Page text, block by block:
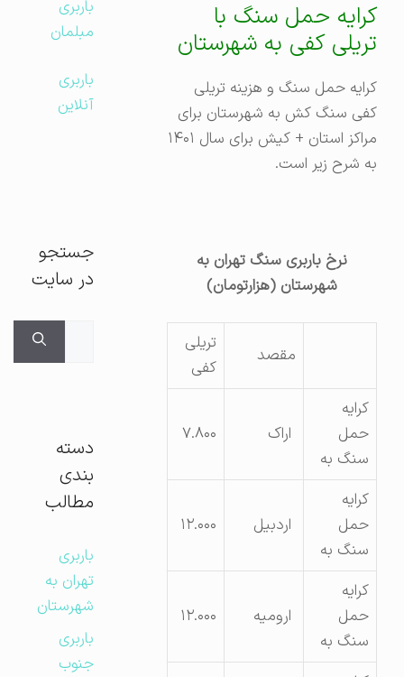
کرایه حمل سنگ با
تریلی کفی به شهرستان
کرایه حمل سنگ و هزینه تریلی
کفی سنگ کش به شهرستان برای
مراکز استان + کیش برای سال ۱۴۰۱
به شرح زیر است.
نرخ باربری سنگ تهران به
شهرستان (هزارتومان)
مقصد
تریلی
حمل
سنگ به
۷.۸۰۰
حمل
سنگ به
اردبیل ۱۲.۰۰۰
حمل
سنگ به
ارومیه ۱۲.۰۰۰
باربری
مبلمان
باربری
آنلاین
جستجو
در سایت
دسته
بندی
مطالب
باربری
تهران به
شهرستان
باربری
جنوب